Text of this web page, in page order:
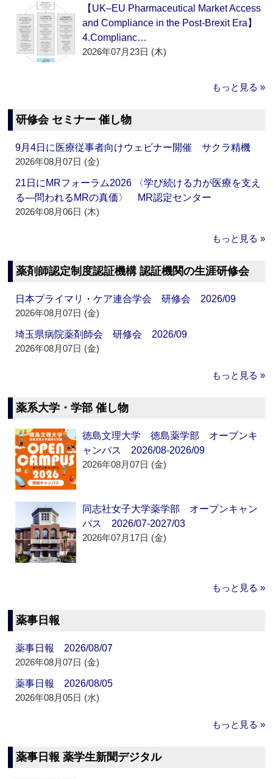
【UK–EU Pharmaceutical Market Access
and Compliance in the Post-Brexit Era】
4.Complianc…
2026年07月23日 (木)
もっと見る »
研修会 セミナー 催し物
9月4日に医療従事者向けウェビナー開催 サクラ精機
2026年08月07日 (金)
21日にMRフォーラム2026 〈学び続ける力が医療を支え
る―問われるMRの真価〉 MR認定センター
2026年08月06日 (木)
もっと見る »
薬剤師認定制度認証機構 認証機関の生涯研修会
日本プライマリ・ケア連合学会 研修会 2026/09
2026年08月07日 (金)
埼玉県病院薬剤師会 研修会 2026/09
2026年08月07日 (金)
もっと見る »
薬系大学・学部 催し物
徳島文理大学 徳島薬学部 オープンキ
ャンパス 2026/08-2026/09
2026年08月07日 (金)
同志社女子大学薬学部 オープンキャン
パス 2026/07-2027/03
2026年07月17日 (金)
もっと見る »
薬事日報
薬事日報 2026/08/07
2026年08月07日 (金)
薬事日報 2026/08/05
2026年08月05日 (水)
もっと見る »
薬事日報 薬学生新聞デジタル